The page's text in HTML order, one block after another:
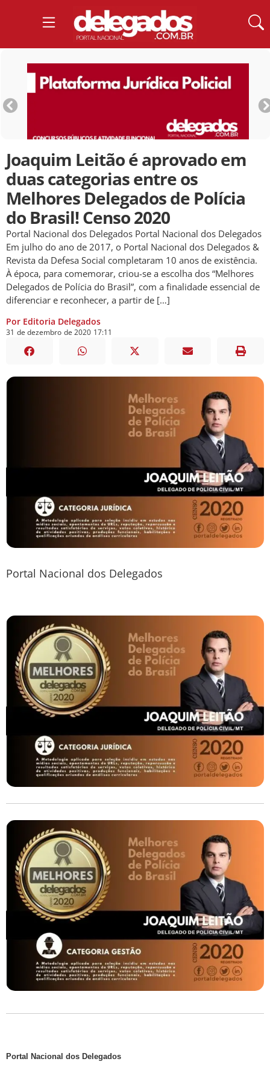
Joaquim Leitão é aprovado em
duas categorias entre os
Melhores Delegados de Polícia
do Brasil! Censo 2020
Portal Nacional dos Delegados Portal Nacional dos Delegados
Em julho do ano de 2017, o Portal Nacional dos Delegados &
Revista da Defesa Social completaram 10 anos de existência.
À época, para comemorar, criou-se a escolha dos “Melhores
Delegados de Polícia do Brasil”, com a finalidade essencial de
diferenciar e reconhecer, a partir de […]
Por Editoria Delegados
31 de dezembro de 2020 17:11
Portal Nacional dos Delegados
Portal Nacional dos Delegados